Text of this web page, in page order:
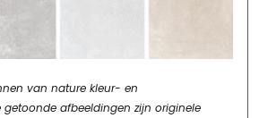
van nature kleur- en
getoonde afbeeldingen zijn originele